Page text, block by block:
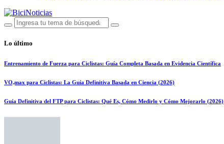
Lo último
Entrenamiento de Fuerza para Ciclistas: Guía Completa Basada en Evidencia Científica
VO₂max para Ciclistas: La Guía Definitiva Basada en Ciencia (2026)
Guía Definitiva del FTP para Ciclistas: Qué Es, Cómo Medirlo y Cómo Mejorarlo (2026)